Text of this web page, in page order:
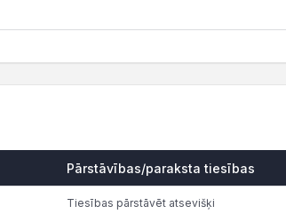
Pārstāvības/paraksta tiesības
Tiesības pārstāvēt atsevišķi